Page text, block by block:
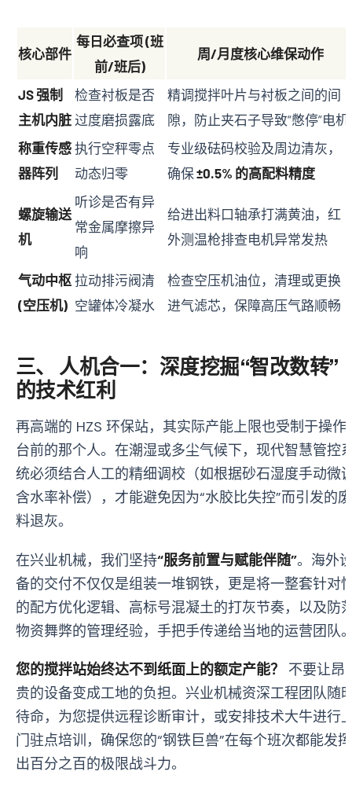
核心部件
每日必查项 (班
前/班后)
周/月度核心维保动作
JS 强制
主机内脏
检查衬板是否
过度磨损露底
精调搅拌叶片与衬板之间的间
隙，防止夹石子导致“憋停”电机
称重传感
器阵列
执行空秤零点
动态归零
专业级砝码校验及周边清灰，
确保±0.5% 的高配料精度
螺旋输送
机
听诊是否有异
常金属摩擦异
响
给进出料口轴承打满黄油，红
外测温枪排查电机异常发热
气动中枢
(空压机)
拉动排污阀清
空罐体冷凝水
检查空压机油位，清理或更换
进气滤芯，保障高压气路顺畅
三、 人机合一：深度挖掘“智改数转”
的技术红利
再高端的 HZS 环保站，其实际产能上限也受制于操作
台前的那个人。在潮湿或多尘气候下，现代智慧管控
统必须结合人工的精细调校（如根据砂石湿度手动微
含水率补偿），才能避免因为“水胶比失控”而引发的废
料退灰。
在兴业机械，我们坚持“服务前置与赋能伴随”。海外
备的交付不仅仅是组装一堆钢铁，更是将一整套针对
的配方优化逻辑、高标号混凝土的打灰节奏，以及防
物资舞弊的管理经验，手把手传递给当地的运营团队
您的搅拌站始终达不到纸面上的额定产能？
不要让昂
贵的设备变成工地的负担。兴业机械资深工程团队随
待命，为您提供远程诊断审计，或安排技术大牛进行
门驻点培训，确保您的“钢铁巨兽”在每个班次都能发挥
出百分之百的极限战斗力。